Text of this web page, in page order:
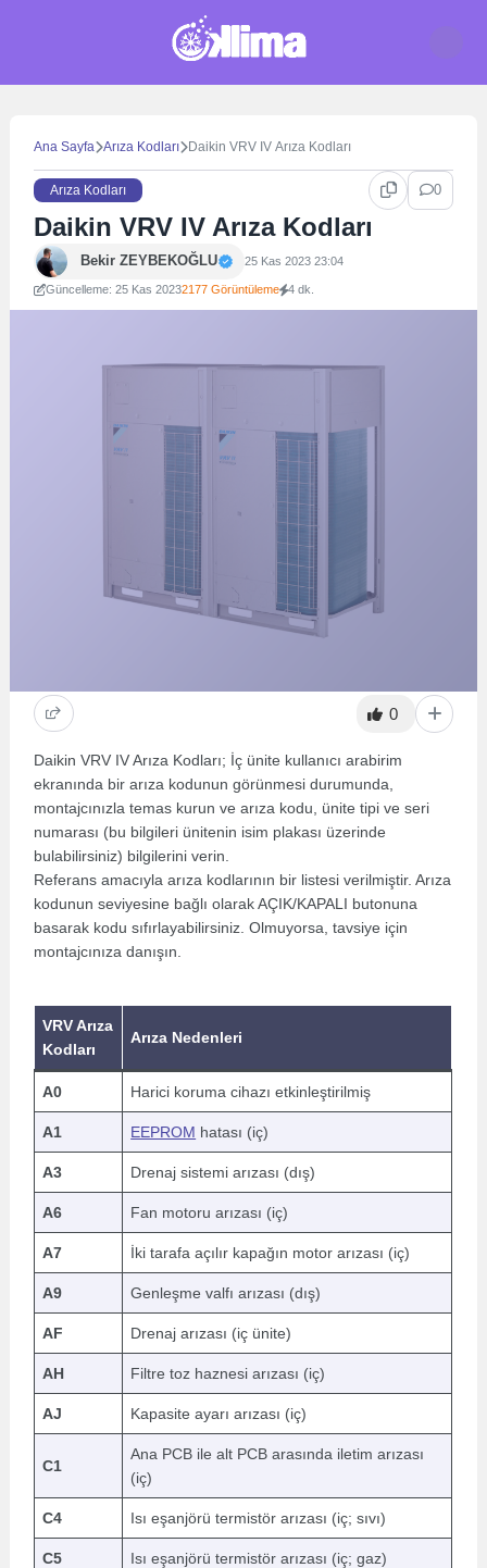
Ana Sayfa Arıza Kodları Daikin VRV IV Arıza Kodları
Arıza Kodları 0
Daikin VRV IV Arıza Kodları
Bekir ZEYBEKOĞLU 25 Kas 2023 23:04
Güncelleme: 25 Kas 20232177 Görüntüleme 4 dk.
0
Daikin VRV IV Arıza Kodları; İç ünite kullanıcı arabirim
ekranında bir arıza kodunun görünmesi durumunda,
montajcınızla temas kurun ve arıza kodu, ünite tipi ve seri
numarası (bu bilgileri ünitenin isim plakası üzerinde
bulabilirsiniz) bilgilerini verin.
Referans amacıyla arıza kodlarının bir listesi verilmiştir. Arıza
kodunun seviyesine bağlı olarak AÇIK/KAPALI butonuna
basarak kodu sıfırlayabilirsiniz. Olmuyorsa, tavsiye için
montajcınıza danışın.
VRV Arıza
Kodları
Arıza Nedenleri
A0 Harici koruma cihazı etkinleştirilmiş
A1 EEPROM hatası (iç)
A3 Drenaj sistemi arızası (dış)
A6 Fan motoru arızası (iç)
A7 İki tarafa açılır kapağın motor arızası (iç)
A9 Genleşme valfı arızası (dış)
AF Drenaj arızası (iç ünite)
AH Filtre toz haznesi arızası (iç)
AJ Kapasite ayarı arızası (iç)
C1
Ana PCB ile alt PCB arasında iletim arızası
(iç)
C4 Isı eşanjörü termistör arızası (iç; sıvı)
C5 Isı eşanjörü termistör arızası (iç; gaz)